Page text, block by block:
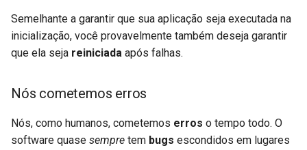
Semelhante a garantir que sua aplicação seja executada na
inicialização, você provavelmente também deseja garantir
que ela seja reiniciada após falhas.
Nós cometemos erros
Nós, como humanos, cometemos erros o tempo todo. O
software quase sempre tem bugs escondidos em lugares